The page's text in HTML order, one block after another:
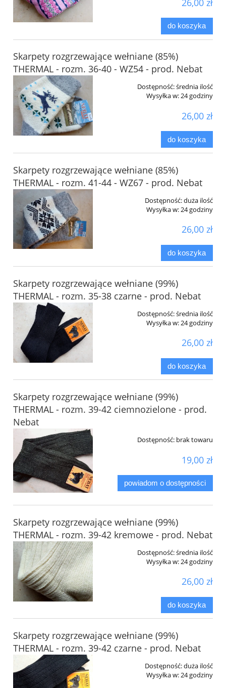
do koszyka
Skarpety rozgrzewające wełniane (85%)
THERMAL - rozm. 36-40 - WZ54 - prod. Nebat
Dostępność:średnia ilość
Wysyłka w:24 godziny
26,00 zł
do koszyka
Skarpety rozgrzewające wełniane (85%)
THERMAL - rozm. 41-44 - WZ67 - prod. Nebat
Dostępność:duża ilość
Wysyłka w:24 godziny
26,00 zł
do koszyka
Skarpety rozgrzewające wełniane (99%)
THERMAL - rozm. 35-38 czarne - prod. Nebat
Dostępność:średnia ilość
Wysyłka w:24 godziny
26,00 zł
do koszyka
Skarpety rozgrzewające wełniane (99%)
THERMAL - rozm. 39-42 ciemnozielone - prod.
Nebat
Dostępność: brak towaru
19,00 zł
powiadom o dostępności
Skarpety rozgrzewające wełniane (99%)
THERMAL - rozm. 39-42 kremowe - prod. Nebat
Dostępność:średnia ilość
Wysyłka w:24 godziny
26,00 zł
do koszyka
Skarpety rozgrzewające wełniane (99%)
THERMAL - rozm. 39-42 czarne - prod. Nebat
Dostępność:duża ilość
Wysyłka w:24 godziny